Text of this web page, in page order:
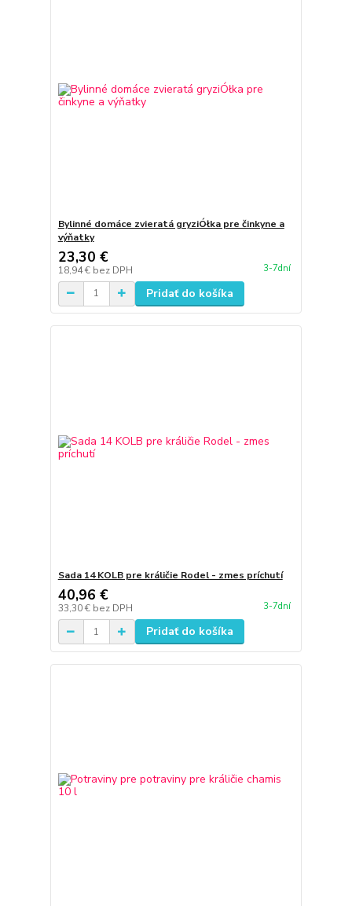
Bylinné domáce zvieratá gryziÓłka pre činkyne a
výňatky
23,30 €
18,94 € bez DPH 3-7dní
Pridať do košíka
Sada 14 KOLB pre králičie Rodel - zmes príchutí
40,96 €
33,30 € bez DPH 3-7dní
Pridať do košíka